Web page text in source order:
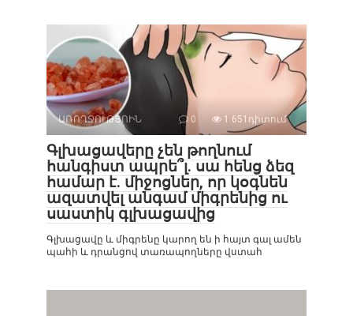
ԱՌՈՂՋՈՒԹՅՈԻՆ 0 1 651դիտում
Գլխացավերը չեն թողնում
հանգիստ ապրե՞լ. սա հենց ձեզ
համար է. միջոցներ, որ կօգնեն
ազատվել անգամ միգրենից ու
սաստիկ գլխացավից
Գլխացավը և միգրենը կարող են ի հայտ գալ ամեն
պահի և դրանցով տառապողները վստահ